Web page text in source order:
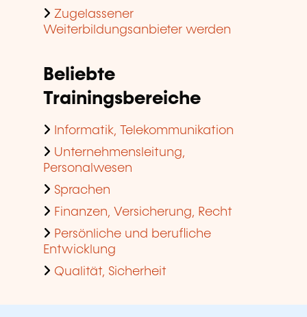
Zugelassener
Weiterbildungsanbieter werden
Beliebte
Trainingsbereiche
Informatik, Telekommunikation
Unternehmensleitung,
Personalwesen
Sprachen
Finanzen, Versicherung, Recht
Persönliche und berufliche
Entwicklung
Qualität, Sicherheit